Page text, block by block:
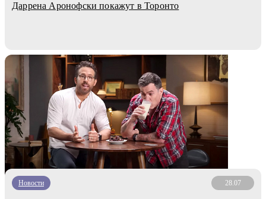
Даррена Аронофски покажут в Торонто
Новости 28.07